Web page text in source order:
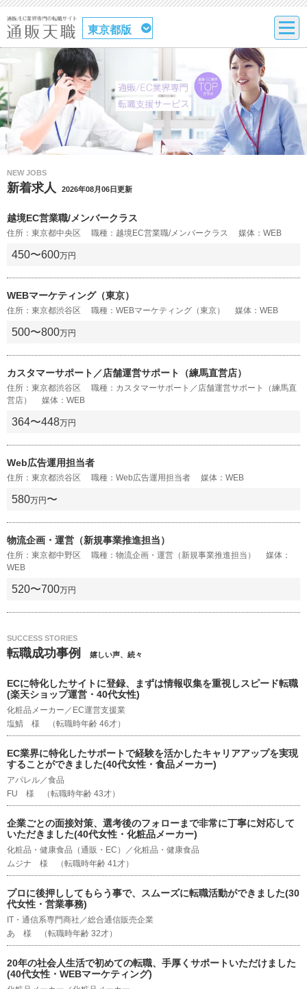
東京都版
NEW JOBS
新着求人 2026年08月06日更新
越境EC営業職/メンバークラス
住所：東京都中央区 職種：越境EC営業職/メンバークラス 媒体：WEB
450〜600万円
WEBマーケティング（東京）
住所：東京都渋谷区 職種：WEBマーケティング（東京） 媒体：WEB
500〜800万円
カスタマーサポート／店舗運営サポート（練馬直営店）
住所：東京都渋谷区 職種：カスタマーサポート／店舗運営サポート（練馬直
営店） 媒体：WEB
364〜448万円
Web広告運用担当者
住所：東京都渋谷区 職種：Web広告運用担当者 媒体：WEB
580万円〜
物流企画・運営（新規事業推進担当）
住所：東京都中野区 職種：物流企画・運営（新規事業推進担当） 媒体：
WEB
520〜700万円
SUCCESS STORIES
転職成功事例 嬉しい声、続々
ECに特化したサイトに登録、まずは情報収集を重視しスピード転職
(楽天ショップ運営・40代女性)
化粧品メーカー／EC運営支援業
塩鯖 様 （転職時年齢 46才）
EC業界に特化したサポートで経験を活かしたキャリアアップを実現
することができました(40代女性・食品メーカー)
アパレル／食品
FU 様 （転職時年齢 43才）
企業ごとの面接対策、選考後のフォローまで非常に丁寧に対応して
いただきました(40代女性・化粧品メーカー)
化粧品・健康食品（通販・EC）／化粧品・健康食品
ムジナ 様 （転職時年齢 41才）
プロに後押ししてもらう事で、スムーズに転職活動ができました(30
代女性・営業事務)
IT・通信系専門商社／総合通信販売企業
あ 様 （転職時年齢 32才）
20年の社会人生活で初めての転職、手厚くサポートいただけました
(40代女性・WEBマーケティング)